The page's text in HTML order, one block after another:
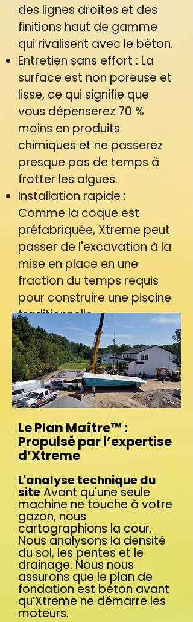
des lignes droites et des
finitions haut de gamme
qui rivalisent avec le béton.
Entretien sans effort : La
surface est non poreuse et
lisse, ce qui signifie que
vous dépenserez 70 %
moins en produits
chimiques et ne passerez
presque pas de temps à
frotter les algues.
Installation rapide :
Comme la coque est
préfabriquée, Xtreme peut
passer de l'excavation à la
mise en place en une
fraction du temps requis
pour construire une piscine
traditionnelle.
Le Plan Maître™ :
Propulsé par l’expertise
d’Xtreme
L'analyse technique du
siteAvant qu'une seule
machine ne touche à votre
gazon, nous
cartographions la cour.
Nous analysons la densité
du sol, les pentes et le
drainage. Nous nous
assurons que le plan de
fondation est béton avant
qu’Xtreme ne démarre les
moteurs.